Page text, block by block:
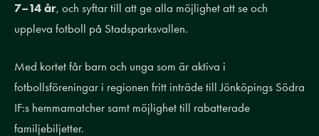
7–14 år, och syftar till att ge alla möjlighet att se och
uppleva fotboll på Stadsparksvallen.
Med kortet får barn och unga som är aktiva i
fotbollsföreningar i regionen fritt inträde till Jönköpings Södra
IF:s hemmamatcher samt möjlighet till rabatterade
familjebiljetter.